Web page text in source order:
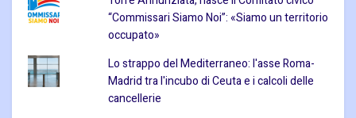
“Commissari Siamo Noi”: «Siamo un territorio
occupato»
Lo strappo del Mediterraneo: l'asse Roma-
Madrid tra l'incubo di Ceuta e i calcoli delle
cancellerie